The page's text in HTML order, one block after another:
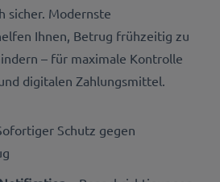
sicher. Modernste
Ihnen, Betrug frühzeitig zu
– für maximale Kontrolle
digitalen Zahlungsmittel.
Schutz gegen